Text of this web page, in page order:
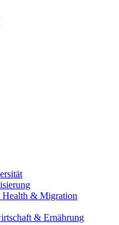
Health & Migration
& Ernährung